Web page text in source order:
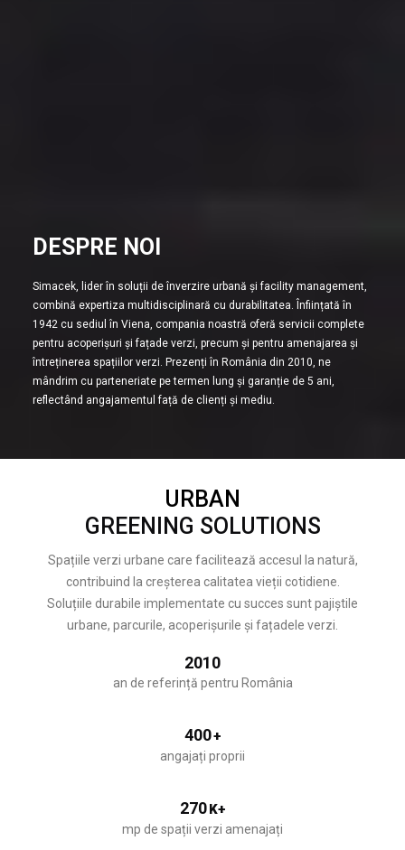
DESPRE NOI
Simacek, lider în soluții de înverzire urbană și facility management,
combină expertiza multidisciplinară cu durabilitatea. Înființată în
1942 cu sediul în Viena, compania noastră oferă servicii complete
pentru acoperișuri și fațade verzi, precum și pentru amenajarea și
întreținerea spațiilor verzi. Prezenți în România din 2010, ne
mândrim cu parteneriate pe termen lung și garanție de 5 ani,
reflectând angajamentul față de clienți și mediu.
URBAN
GREENING SOLUTIONS
Spațiile verzi urbane care facilitează accesul la natură,
contribuind la creșterea calitatea vieții cotidiene.
Soluțiile durabile implementate cu succes sunt pajiștile
urbane, parcurile, acoperișurile și fațadele verzi.
2010
an de referință pentru România
400+
angajați proprii
270K+
mp de spații verzi amenajați